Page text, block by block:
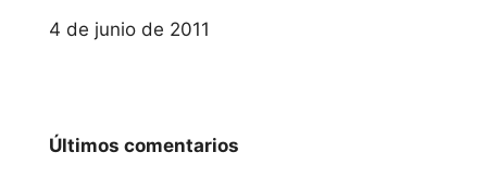
Fecha
4 de junio de 2011
Últimos comentarios